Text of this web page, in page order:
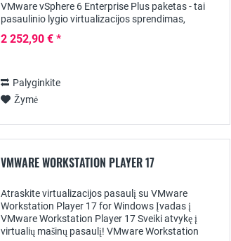
VMware vSphere 6 Enterprise Plus paketas - tai
pasaulinio lygio virtualizacijos sprendimas,
trumpame...
2 252,90 € *
Palyginkite
Žymė
VMWARE WORKSTATION PLAYER 17
Atraskite virtualizacijos pasaulį su VMware
Workstation Player 17 for Windows Įvadas į
VMware Workstation Player 17 Sveiki atvykę į
virtualių mašinų pasaulį! VMware Workstation